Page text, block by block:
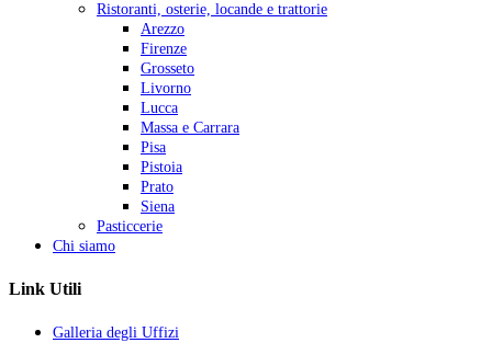
Ristoranti, osterie, locande e trattorie
Arezzo
Firenze
Grosseto
Livorno
Lucca
Massa e Carrara
Pisa
Pistoia
Prato
Siena
Pasticcerie
Chi siamo
Link Utili
Galleria degli Uffizi